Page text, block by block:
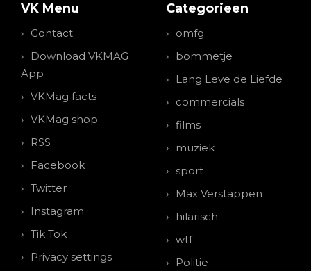
VK Menu
Contact
Download VKMAG
App
VKMag facts
VKMag shop
RSS
Facebook
Twitter
Instagram
Tik Tok
Privacy settings
Categorieen
omfg
bommetje
Lang Leve de Liefde
commercials
films
muziek
sport
Max Verstappen
hilarisch
wtf
Politie